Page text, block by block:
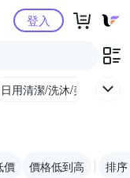
中心登入
日用清潔/洗沐/美髮
價 價格低到高 排序